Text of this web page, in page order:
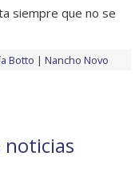
siempre que no se
Botto Nancho Novo
noticias